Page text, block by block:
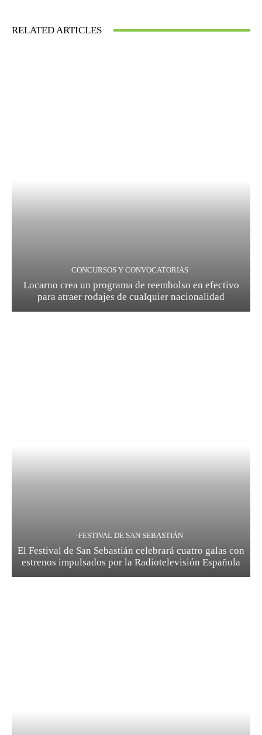
RELATED ARTICLES
CONCURSOS Y CONVOCATORIAS
Locarno crea un programa de reembolso en efectivo
para atraer rodajes de cualquier nacionalidad
-FESTIVAL DE SAN SEBASTIÁN
El Festival de San Sebastián celebrará cuatro galas con
estrenos impulsados por la Radiotelevisión Española